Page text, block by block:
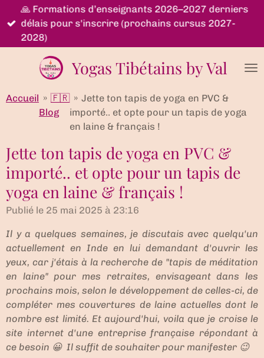
Passer
au
contenu
Yogas Tibétains by Val
🙏 Formations d’enseignants 2026–2027 derniers
délais pour s'inscrire (prochains cursus 2027-
2028)
Accueil » 🇫🇷
Blog
» Jette ton tapis de yoga en PVC &
importé.. et opte pour un tapis de yoga
en laine & français !
Jette ton tapis de yoga en PVC &
importé.. et opte pour un tapis de
yoga en laine & français !
Publié le 25 mai 2025 à 23:16
Il y a quelques semaines, je discutais avec quelqu'un
actuellement en Inde en lui demandant d'ouvrir les
yeux, car j'étais à la recherche de "tapis de méditation
en laine" pour mes retraites, envisageant dans les
prochains mois, selon le développement de celles-ci, de
compléter mes couvertures de laine actuelles dont le
nombre est limité. Et aujourd'hui, voila que je croise le
site internet d'une entreprise française répondant à
ce besoin 😀 Il suffit de souhaiter pour manifester 😉